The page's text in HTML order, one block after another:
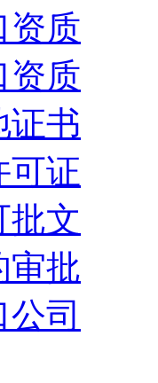
资质
资质
证书
可证
批文
审批
司